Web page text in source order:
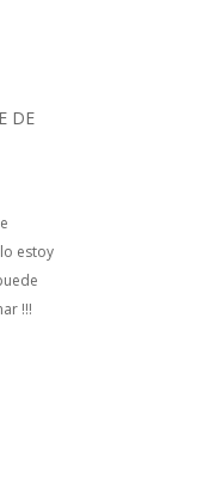
DE
estoy
!!!